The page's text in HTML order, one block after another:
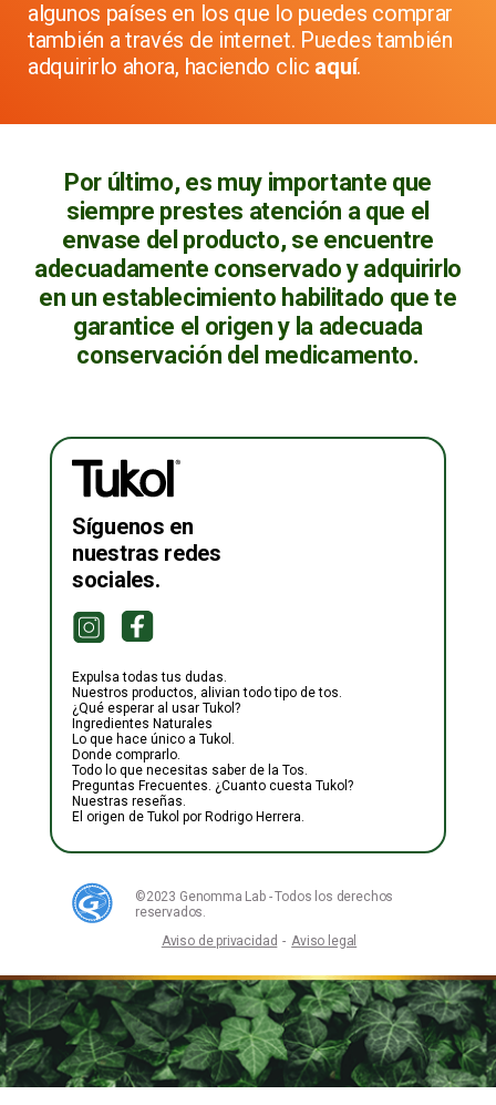
algunos países en los que lo puedes comprar
también a través de internet. Puedes también
adquirirlo ahora, haciendo clic aquí.
Por último, es muy importante que
siempre prestes atención a que el
envase del producto, se encuentre
adecuadamente conservado y adquirirlo
en un establecimiento habilitado que te
garantice el origen y la adecuada
conservación del medicamento.
Síguenos en
nuestras redes
sociales.
Expulsa todas tus dudas.
Nuestros productos, alivian todo tipo de tos.
¿Qué esperar al usar Tukol?
Ingredientes Naturales
Lo que hace único a Tukol.
Donde comprarlo.
Todo lo que necesitas saber de la Tos.
Preguntas Frecuentes. ¿Cuanto cuesta Tukol?
Nuestras reseñas.
El origen de Tukol por Rodrigo Herrera.
©2023 Genomma Lab - Todos los derechos
reservados.
Aviso de privacidad - Aviso legal